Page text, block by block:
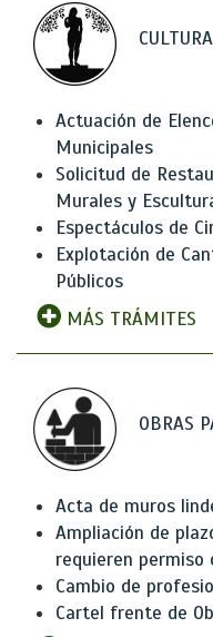
Actuación de
Municipales
Solicitud de
Murales y
Espectáculos de
Explotación de
Públicos
MÁS TRÁMITES
OBRAS
Acta de muros
Ampliación de
requieren permiso
Cambio de
Cartel frente de